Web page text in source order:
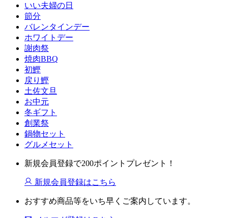
いい夫婦の日
節分
バレンタインデー
ホワイトデー
謝肉祭
焼肉BBQ
初鰹
戻り鰹
土佐文旦
お中元
冬ギフト
創業祭
鍋物セット
グルメセット
新規会員登録で200ポイントプレゼント！
新規会員登録はこちら
おすすめ商品等をいち早くご案内しています。